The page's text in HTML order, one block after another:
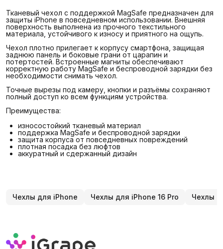
Тканевый чехол с поддержкой MagSafe предназначен для
защиты iPhone в повседневном использовании. Внешняя
поверхность выполнена из прочного текстильного
материала, устойчивого к износу и приятного на ощупь.
Чехол плотно прилегает к корпусу смартфона, защищая
заднюю панель и боковые грани от царапин и
потертостей. Встроенные магниты обеспечивают
корректную работу MagSafe и беспроводной зарядки без
необходимости снимать чехол.
Точные вырезы под камеру, кнопки и разъёмы сохраняют
полный доступ ко всем функциям устройства.
Преимущества:
износостойкий тканевый материал
поддержка MagSafe и беспроводной зарядки
защита корпуса от повседневных повреждений
плотная посадка без люфтов
аккуратный и сдержанный дизайн
Чехлы для iPhone Чехлы для iPhone 16 Pro Чехлы